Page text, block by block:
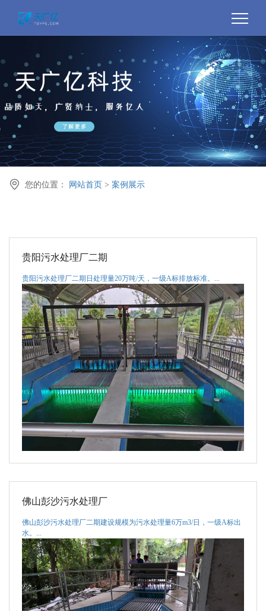
 您的位置： 网站首页 > 案例展示
贵阳污水处理厂二期
贵阳污水处理厂二期日处理量20万吨/天，一级A标排放标准。...
佛山彭沙污水处理厂
佛山彭沙污水处理厂二期建设规模为污水处理量6万m3/日，一级A标出
水。...